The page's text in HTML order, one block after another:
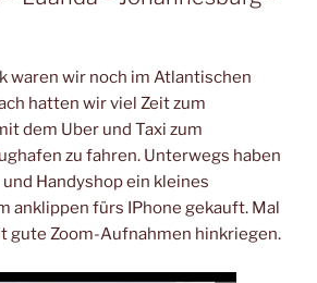
waren wir noch im Atlantischen
hatten wir viel Zeit zum
dem Uber und Taxi zum
zu fahren. Unterwegs haben
Handyshop ein kleines
anklippen fürs IPhone gekauft. Mal
gute Zoom-Aufnahmen hinkriegen.